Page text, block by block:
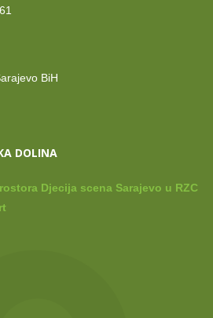
BiH
DOLINA
Djecija scena Sarajevo u RZC